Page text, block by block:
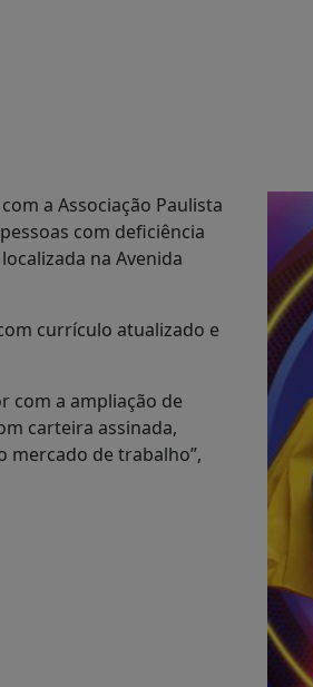
a Associação Paulista
com deficiência
na Avenida
currículo atualizado e
com a ampliação de
carteira assinada,
mercado de trabalho”,